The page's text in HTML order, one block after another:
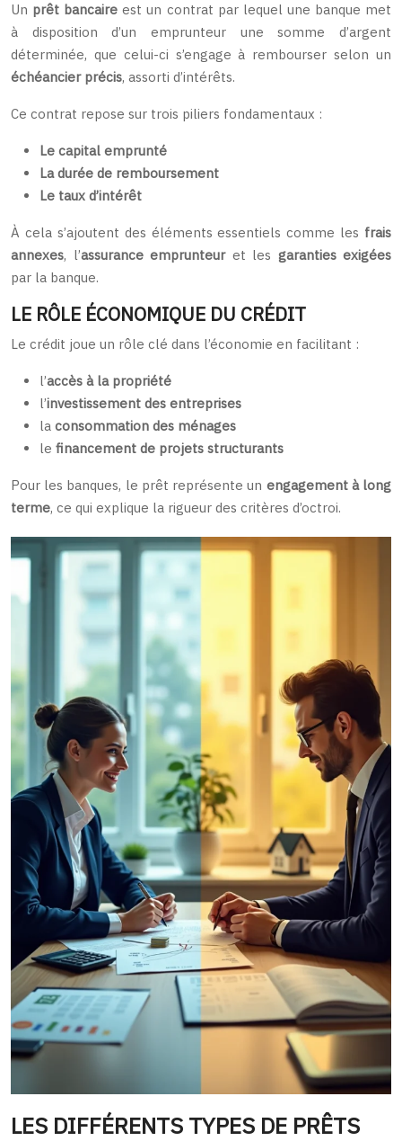
Un prêt bancaire est un contrat par lequel une banque met
à disposition d’un emprunteur une somme d’argent
déterminée, que celui-ci s’engage à rembourser selon un
échéancier précis, assorti d’intérêts.
Ce contrat repose sur trois piliers fondamentaux :
Le capital emprunté
La durée de remboursement
Le taux d’intérêt
À cela s’ajoutent des éléments essentiels comme les frais
annexes, l’assurance emprunteuret les garanties exigées
par la banque.
LE RÔLE ÉCONOMIQUE DU CRÉDIT
Le crédit joue un rôle clé dans l’économie en facilitant :
l’accès à la propriété
l’investissement des entreprises
la consommation des ménages
le financement de projets structurants
Pour les banques, le prêt représente un engagement à long
terme, ce qui explique la rigueur des critères d’octroi.
LES DIFFÉRENTS TYPES DE PRÊTS